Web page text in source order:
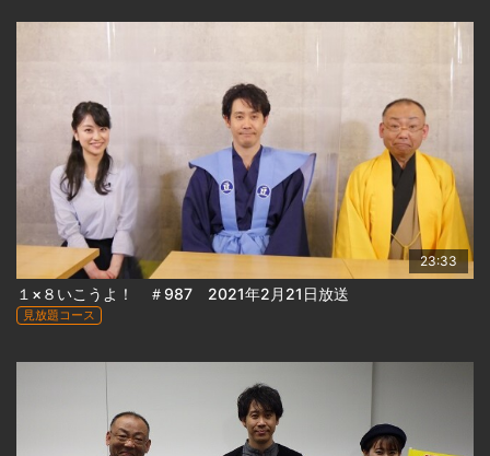
23:33
１×８いこうよ！ ＃987 2021年2月21日放送
見放題コース